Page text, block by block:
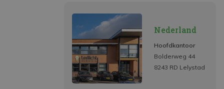
Nederland
Hoofdkantoor
Bolderweg 44
8243 RD Lelystad